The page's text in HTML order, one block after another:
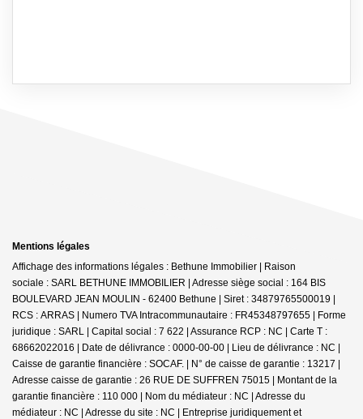
Mentions légales
Affichage des informations légales : Bethune Immobilier | Raison
sociale : SARL BETHUNE IMMOBILIER | Adresse siège social : 164 BIS
BOULEVARD JEAN MOULIN - 62400 Bethune | Siret : 34879765500019 |
RCS : ARRAS | Numero TVA Intracommunautaire : FR45348797655 | Forme
juridique : SARL | Capital social : 7 622 | Assurance RCP : NC | Carte T :
68662022016 | Date de délivrance : 0000-00-00 | Lieu de délivrance : NC |
Caisse de garantie financière : SOCAF. | N° de caisse de garantie : 13217 |
Adresse caisse de garantie : 26 RUE DE SUFFREN 75015 | Montant de la
garantie financière : 110 000 | Nom du médiateur : NC | Adresse du
médiateur : NC | Adresse du site : NC | Entreprise juridiquement et